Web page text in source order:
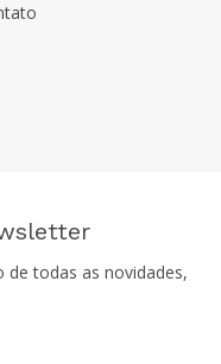
todas as novidades,